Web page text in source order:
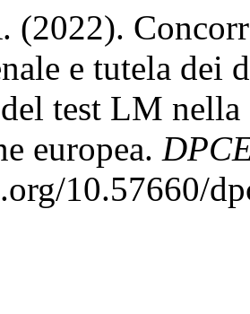
(2022).
e tutela
test LM
europea.
10.57660/